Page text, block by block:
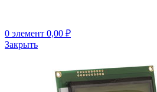
0 элемент 0,00 ₽
Закрыть